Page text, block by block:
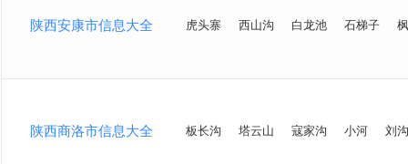
陕西安康市信息大全 虎头寨 西山沟 白龙池 石梯子
陕西商洛市信息大全 板长沟 塔云山 寇家沟 小河 刘